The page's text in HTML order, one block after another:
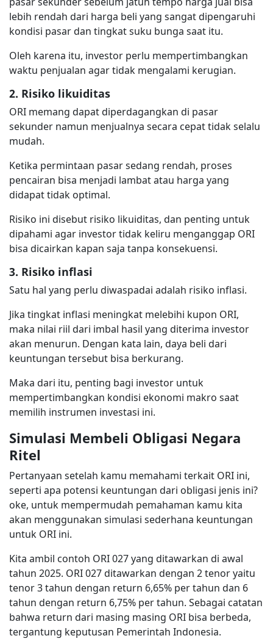
lebih rendah dari harga beli yang sangat dipengaruhi
kondisi pasar dan tingkat suku bunga saat itu.
Oleh karena itu, investor perlu mempertimbangkan
waktu penjualan agar tidak mengalami kerugian.
2. Risiko likuiditas
ORI memang dapat diperdagangkan di pasar
sekunder namun menjualnya secara cepat tidak selalu
mudah.
Ketika permintaan pasar sedang rendah, proses
pencairan bisa menjadi lambat atau harga yang
didapat tidak optimal.
Risiko ini disebut risiko likuiditas, dan penting untuk
dipahami agar investor tidak keliru menganggap ORI
bisa dicairkan kapan saja tanpa konsekuensi.
3. Risiko inflasi
Satu hal yang perlu diwaspadai adalah risiko inflasi.
Jika tingkat inflasi meningkat melebihi kupon ORI,
maka nilai riil dari imbal hasil yang diterima investor
akan menurun. Dengan kata lain, daya beli dari
keuntungan tersebut bisa berkurang.
Maka dari itu, penting bagi investor untuk
mempertimbangkan kondisi ekonomi makro saat
memilih instrumen investasi ini.
Simulasi Membeli Obligasi Negara
Ritel
Pertanyaan setelah kamu memahami terkait ORI ini,
seperti apa potensi keuntungan dari obligasi jenis ini?
oke, untuk mempermudah pemahaman kamu kita
akan menggunakan simulasi sederhana keuntungan
untuk ORI ini.
Kita ambil contoh ORI 027 yang ditawarkan di awal
tahun 2025. ORI 027 ditawarkan dengan 2 tenor yaitu
tenor 3 tahun dengan return 6,65% per tahun dan 6
tahun dengan return 6,75% per tahun. Sebagai catatan
bahwa return dari masing masing ORI bisa berbeda,
tergantung keputusan Pemerintah Indonesia.